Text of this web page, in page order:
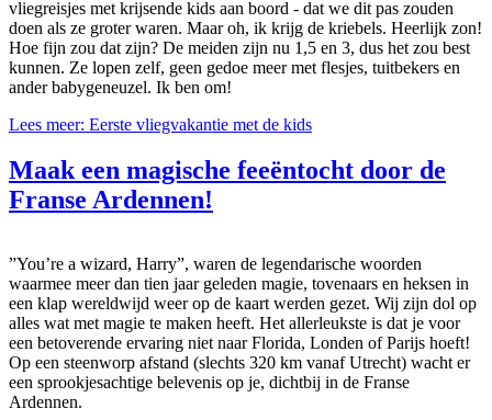
vliegreisjes met krijsende kids aan boord - dat we dit pas zouden
doen als ze groter waren. Maar oh, ik krijg de kriebels. Heerlijk zon!
Hoe fijn zou dat zijn? De meiden zijn nu 1,5 en 3, dus het zou best
kunnen. Ze lopen zelf, geen gedoe meer met flesjes, tuitbekers en
ander babygeneuzel. Ik ben om!
Lees meer: Eerste vliegvakantie met de kids
Maak een magische feeëntocht door de
Franse Ardennen!
”You’re a wizard, Harry”, waren de legendarische woorden
waarmee meer dan tien jaar geleden magie, tovenaars en heksen in
een klap wereldwijd weer op de kaart werden gezet. Wij zijn dol op
alles wat met magie te maken heeft. Het allerleukste is dat je voor
een betoverende ervaring niet naar Florida, Londen of Parijs hoeft!
Op een steenworp afstand (slechts 320 km vanaf Utrecht) wacht er
een sprookjesachtige belevenis op je, dichtbij in de Franse
Ardennen.